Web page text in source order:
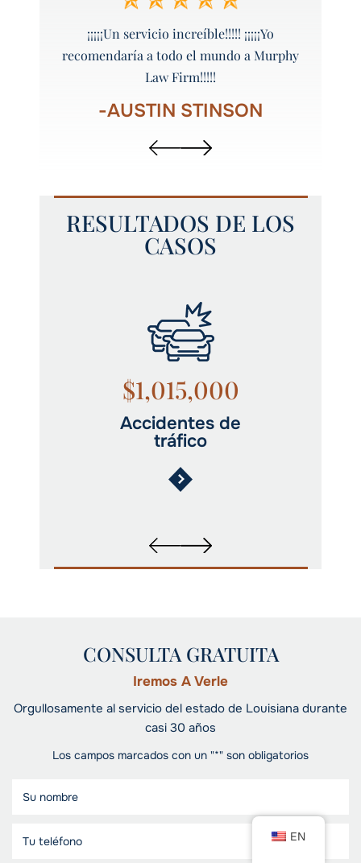
¡¡¡¡¡Un servicio increíble!!!!! ¡¡¡¡¡Yo
recomendaría a todo el mundo a Murphy
Law Firm!!!!!
-AUSTIN STINSON
RESULTADOS DE LOS
CASOS
$1,015,000
Accidentes de
tráfico
CONSULTA GRATUITA
Iremos A Verle
Orgullosamente al servicio del estado de Louisiana durante
casi 30 años
Los campos marcados con un "*" son obligatorios
EN